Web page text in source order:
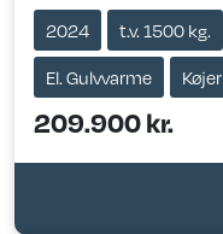
2024 t.v. 1500 kg.
El. Gulvvarme
Køjer
209.900 kr.